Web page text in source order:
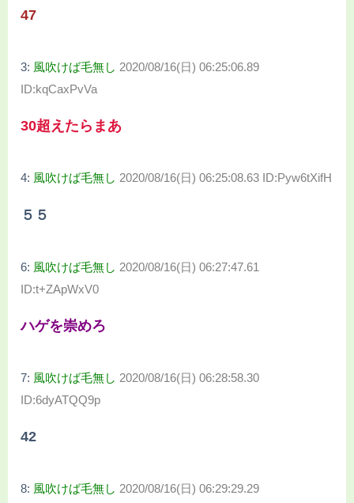
47
3: 風吹けば毛無し 2020/08/16(日) 06:25:06.89
ID:kqCaxPvVa
30超えたらまあ
4: 風吹けば毛無し 2020/08/16(日) 06:25:08.63 ID:Pyw6tXifH
５５
6: 風吹けば毛無し 2020/08/16(日) 06:27:47.61
ID:t+ZApWxV0
ハゲを崇めろ
7: 風吹けば毛無し 2020/08/16(日) 06:28:58.30
ID:6dyATQQ9p
42
8: 風吹けば毛無し 2020/08/16(日) 06:29:29.29